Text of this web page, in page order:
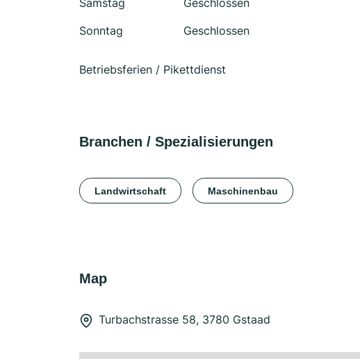
Samstag
Geschlossen
Sonntag
Geschlossen
Betriebsferien / Pikettdienst
Branchen / Spezialisierungen
Landwirtschaft Maschinenbau
Map
Turbachstrasse 58, 3780 Gstaad